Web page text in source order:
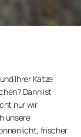
Ihrer Katze
Dann ist
nur wir
unsere
frischer